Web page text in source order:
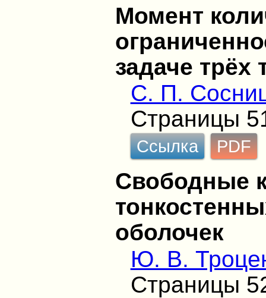
Момент
задаче трёх
С. П.
Страницы
Ссылка PDF
Свободные
оболочек
Ю. В.
Страницы